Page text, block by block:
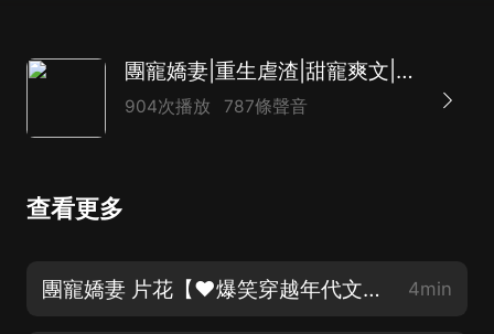
團寵嬌妻|重生虐渣|甜寵爽文|馬甲雙強|先婚后愛
904次播放 787條聲音
查看更多
團寵嬌妻 片花【♥爆笑穿越年代文《重生1977》上架啦，必須好聽，歡迎訂閱♥】 4min